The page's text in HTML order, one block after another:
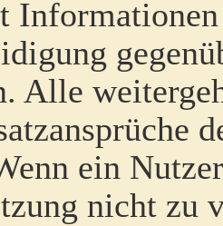
Alle
ein
nicht zu